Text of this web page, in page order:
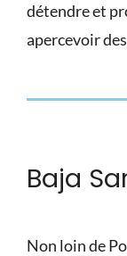
détendre et
apercevoir
Baja
Non loin de